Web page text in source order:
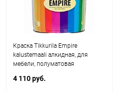
Краска Tikkurila Empire
kalustemaali алкидная, для
мебели, полуматовая
4 110 руб.